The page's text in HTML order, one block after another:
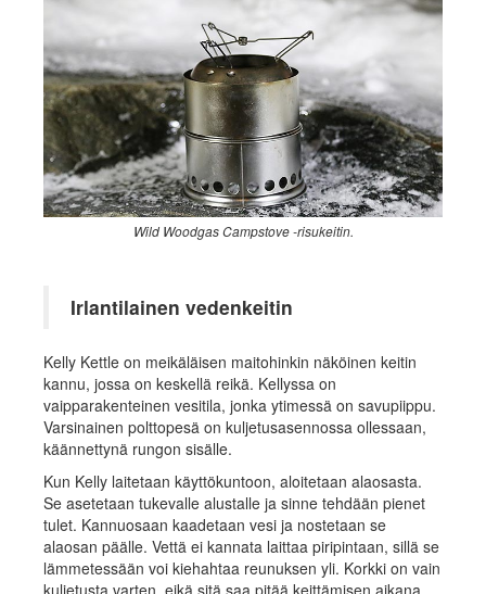
Wild Woodgas Campstove -risukeitin.
Irlantilainen vedenkeitin
Kelly Kettle on meikäläisen maitohinkin näköinen keitin
kannu, jossa on keskellä reikä. Kellyssa on
vaipparakenteinen vesitila, jonka ytimessä on savupiippu.
Varsinainen polttopesä on kuljetusasennossa ollessaan,
käännettynä rungon sisälle.
Kun Kelly laitetaan käyttökuntoon, aloitetaan alaosasta.
Se asetetaan tukevalle alustalle ja sinne tehdään pienet
tulet. Kannuosaan kaadetaan vesi ja nostetaan se
alaosan päälle. Vettä ei kannata laittaa piripintaan, sillä se
lämmetessään voi kiehahtaa reunuksen yli. Korkki on vain